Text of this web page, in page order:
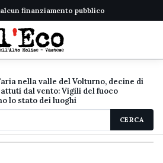
finanziamento pubblico
nella valle del Volturno, decine di
dal vento: Vigili del fuoco
lo stato dei luoghi
CERCA